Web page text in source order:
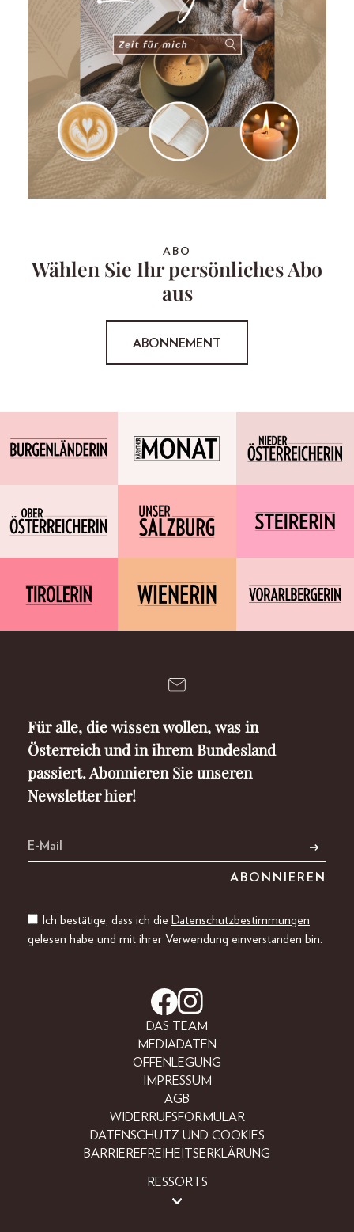
ABO
Wählen Sie Ihr persönliches Abo
aus
ABONNEMENT
Für alle, die wissen wollen, was in
Österreich und in ihrem Bundesland
passiert. Abonnieren Sie unseren
Newsletter hier!
Ich bestätige, dass ich die Datenschutzbestimmungen
gelesen habe und mit ihrer Verwendung einverstanden bin.
DAS TEAM
MEDIADATEN
OFFENLEGUNG
IMPRESSUM
AGB
WIDERRUFSFORMULAR
DATENSCHUTZ UND COOKIES
BARRIEREFREIHEITSERKLÄRUNG
RESSORTS